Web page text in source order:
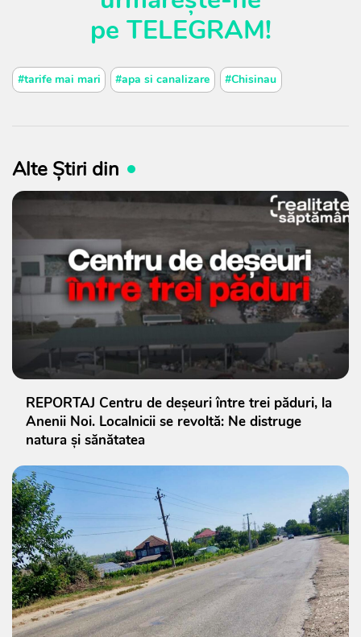
pe TELEGRAM!
#tarife mai mari #apa si canalizare #Chisinau
Alte Știri din
REPORTAJ Centru de deșeuri între trei păduri, la
Anenii Noi. Localnicii se revoltă: Ne distruge
natura și sănătatea